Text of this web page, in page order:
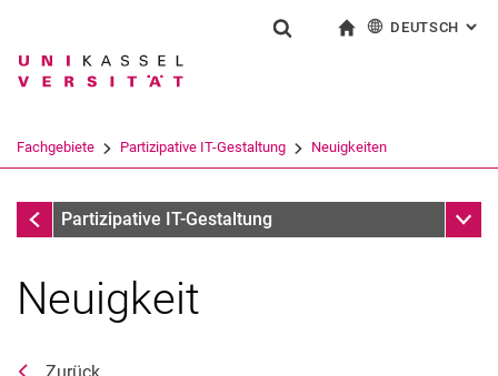
Springe direkt zu: Inhalt
Springe direkt zu: Suche
Springe direkt zu:
Suchbegriff
Suchen (öffnet externen Link in einem
DEUTSCH :
Fachgebiete Partizipative IT-Gestaltung Neuigkeiten
Neuigkeiten
Partizipative IT-Gestaltung
Neuigkeit